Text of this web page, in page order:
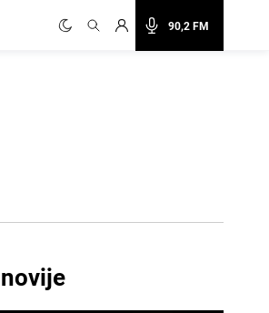
90,2 FM